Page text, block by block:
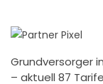
Grundversorger
– aktuell 87